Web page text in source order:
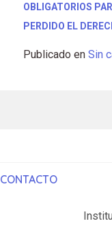
OBLIGATORIOS
PERDIDO EL
Publicado en Sin
CONTACTO